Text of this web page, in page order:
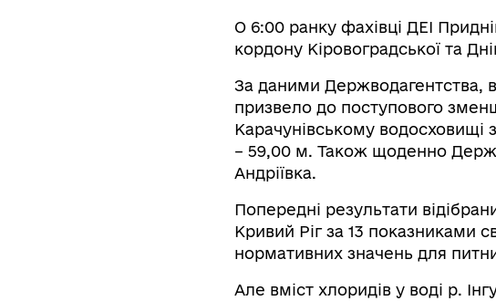
О 6:00 ранку фахівці ДЕІ
кордону Кіровоградської та
За даними Держводагентства,
призвело до поступового
Карачунівському водосховищі
– 59,00 м. Також щоденно
Андріївка.
Попередні результати
Кривий Ріг за 13 показниками
нормативних значень для
Але вміст хлоридів у воді р.